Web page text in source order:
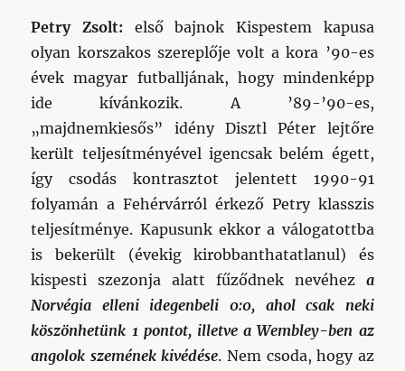
Petry Zsolt: első bajnok Kispestem kapusa
olyan korszakos szereplője volt a kora ’90-es
évek magyar futballjának, hogy mindenképp
ide kívánkozik. A ’89-’90-es,
„majdnemkiesős” idény Disztl Péter lejtőre
került teljesítményével igencsak belém égett,
így csodás kontrasztot jelentett 1990-91
folyamán a Fehérvárról érkező Petry klasszis
teljesítménye. Kapusunk ekkor a válogatottba
is bekerült (évekig kirobbanthatatlanul) és
kispesti szezonja alatt fűződnek nevéhez a
Norvégia elleni idegenbeli 0:0, ahol csak neki
köszönhetünk 1 pontot, illetve a Wembley-ben az
angolok szemének kivédése. Nem csoda, hogy az